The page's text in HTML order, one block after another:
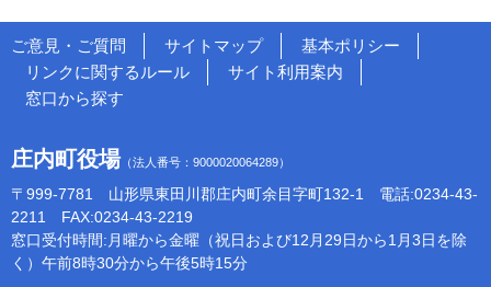
ご意見・ご質問 サイトマップ
基本ポリシー
リンクに関するルール
サイト利用案内
窓口から探す
庄内町役場（法人番号：9000020064289）
〒999-7781 山形県東田川郡庄内町余目字町132-1 電話:0234-43-
2211 FAX:0234-43-2219
窓口受付時間:月曜から金曜（祝日および12月29日から1月3日を除
く）午前8時30分から午後5時15分